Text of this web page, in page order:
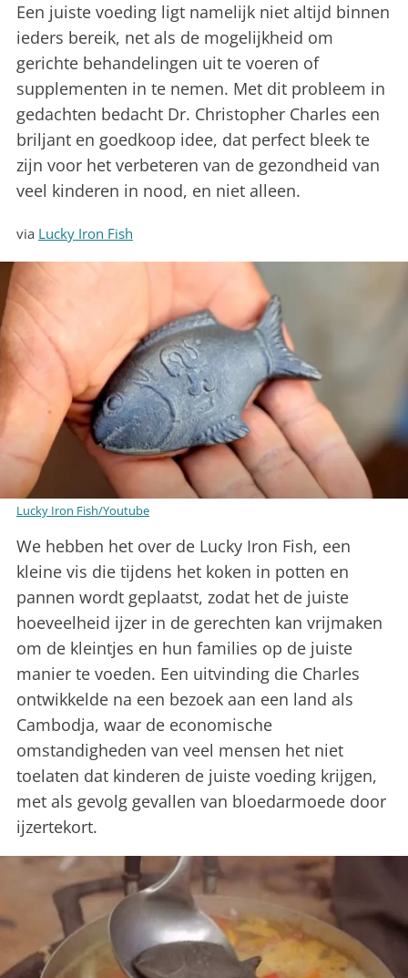
Een juiste voeding ligt namelijk niet altijd binnen
ieders bereik, net als de mogelijkheid om
gerichte behandelingen uit te voeren of
supplementen in te nemen. Met dit probleem in
gedachten bedacht Dr. Christopher Charles een
briljant en goedkoop idee, dat perfect bleek te
zijn voor het verbeteren van de gezondheid van
veel kinderen in nood, en niet alleen.
via Lucky Iron Fish
Lucky Iron Fish/Youtube
We hebben het over de Lucky Iron Fish, een
kleine vis die tijdens het koken in potten en
pannen wordt geplaatst, zodat het de juiste
hoeveelheid ijzer in de gerechten kan vrijmaken
om de kleintjes en hun families op de juiste
manier te voeden. Een uitvinding die Charles
ontwikkelde na een bezoek aan een land als
Cambodja, waar de economische
omstandigheden van veel mensen het niet
toelaten dat kinderen de juiste voeding krijgen,
met als gevolg gevallen van bloedarmoede door
ijzertekort.